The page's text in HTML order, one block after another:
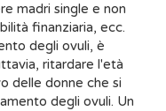
madri single e non
finanziaria, ecc.
degli ovuli, è
ritardare l'età
delle donne che si
degli ovuli. Un